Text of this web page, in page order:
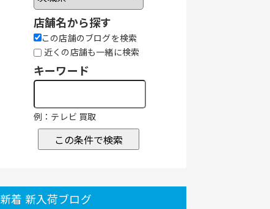
店舗名から探す
この店舗のブログを検索
近くの店舗も一緒に検索
キーワード
例：テレビ 買取
この条件で検索
新着 新入荷ブログ